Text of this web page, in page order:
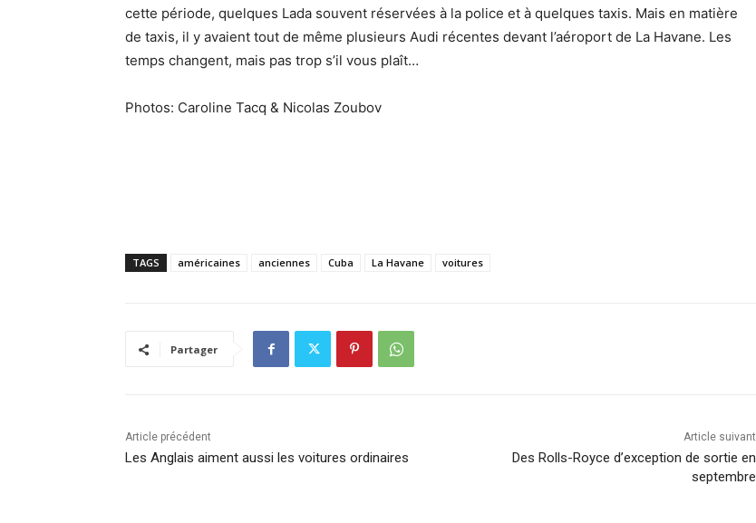
cette période, quelques Lada souvent réservées à la police et à quelques taxis. Mais en matière
de taxis, il y avaient tout de même plusieurs Audi récentes devant l’aéroport de La Havane. Les
temps changent, mais pas trop s’il vous plaît…
Photos: Caroline Tacq & Nicolas Zoubov
TAGS américaines anciennes Cuba La Havane voitures
Partager
Article précédent
Les Anglais aiment aussi les voitures ordinaires
Article suivant
Des Rolls-Royce d’exception de sortie en
septembre